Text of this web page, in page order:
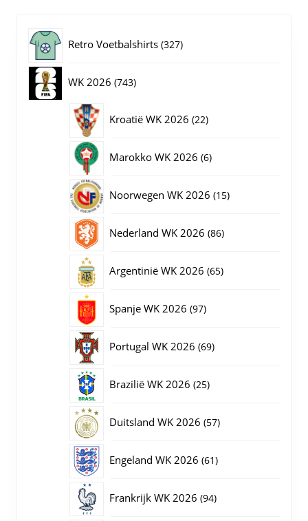
Retro Voetbalshirts 327327
WK 2026 743743
Kroatië WK 2026 2222
Marokko WK 2026 66
Noorwegen WK 2026 1515
Nederland WK 2026 8686
Argentinië WK 2026 6565
Spanje WK 2026 9797
Portugal WK 2026 6969
Brazilië WK 2026 2525
Duitsland WK 2026 5757
Engeland WK 2026 6161
Frankrijk WK 2026 9494